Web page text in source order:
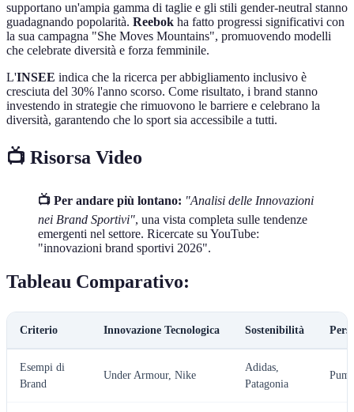
supportano un'ampia gamma di taglie e gli stili gender-neutral stanno
guadagnando popolarità. Reebok ha fatto progressi significativi con
la sua campagna "She Moves Mountains", promuovendo modelli
che celebrate diversità e forza femminile.
L'INSEE indica che la ricerca per abbigliamento inclusivo è
cresciuta del 30% l'anno scorso. Come risultato, i brand stanno
investendo in strategie che rimuovono le barriere e celebrano la
diversità, garantendo che lo sport sia accessibile a tutti.
📺 Risorsa Video
📺 Per andare più lontano: "Analisi delle Innovazioni
nei Brand Sportivi", una vista completa sulle tendenze
emergenti nel settore. Ricercate su YouTube:
"innovazioni brand sportivi 2026".
Tableau Comparativo:
Criterio Innovazione Tecnologica Sostenibilità
Esempi di
Brand
Under Armour, Nike
Adidas,
Patagonia
Puma